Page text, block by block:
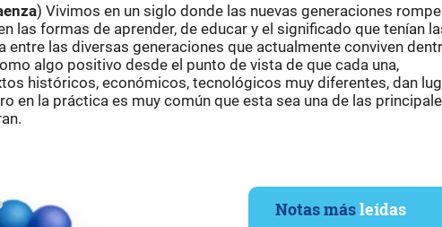
) Vivimos en un siglo donde las nuevas generaciones
las formas de aprender, de educar y el significado que tenían
las diversas generaciones que actualmente conviven
algo positivo desde el punto de vista de que cada una,
históricos, económicos, tecnológicos muy diferentes, dan
en la práctica es muy común que esta sea una de las
Notas másleídas